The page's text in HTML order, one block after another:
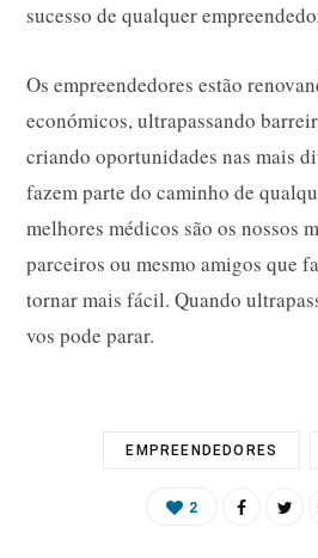
sucesso de qualquer
Os empreendedores estão
económicos, ultrapassando
criando oportunidades nas mais
fazem parte do caminho de
melhores médicos são os nossos
parceiros ou mesmo amigos que
tornar mais fácil. Quando
vos pode parar.
EMPREENDEDORES
2